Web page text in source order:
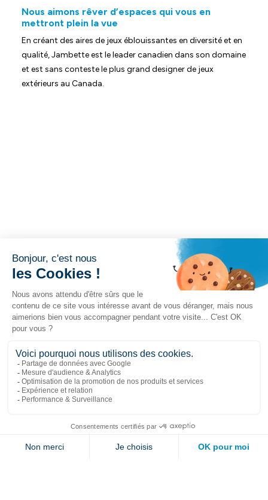
Nous aimons rêver d’espaces qui vous en
mettront plein la vue
En créant des aires de jeux éblouissantes en diversité et en
qualité, Jambette est le leader canadien dans son domaine
et est sans conteste le plus grand designer de jeux
extérieurs au Canada.
Liens populaires
Nous joindre